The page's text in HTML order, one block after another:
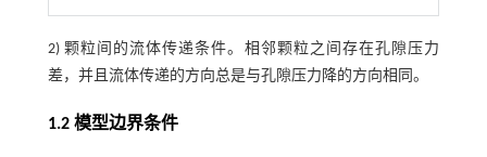
2) 颗粒间的流体传递条件。相邻颗粒之间存在孔隙压力
差，并且流体传递的方向总是与孔隙压力降的方向相同。
1.2 模型边界条件